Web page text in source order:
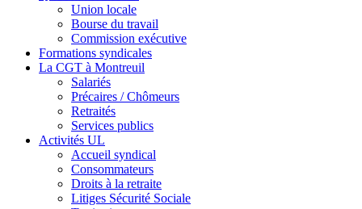
Union locale
Bourse du travail
Commission exécutive
Formations syndicales
La CGT à Montreuil
Salariés
Précaires / Chômeurs
Retraités
Services publics
Activités UL
Accueil syndical
Consommateurs
Droits à la retraite
Litiges Sécurité Sociale